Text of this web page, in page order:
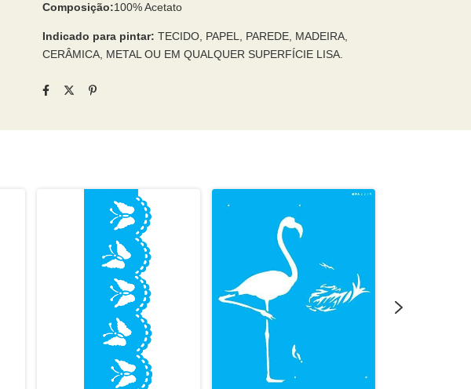
Composição:100% Acetato
Indicado para pintar: TECIDO, PAPEL, PAREDE, MADEIRA,
CERÂMICA, METAL OU EM QUALQUER SUPERFÍCIE LISA.